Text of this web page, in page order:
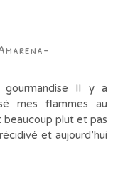
Il y a
mes flammes au
plut et pas
et aujourd’hui